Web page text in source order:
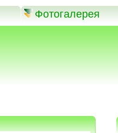
Фотогалерея